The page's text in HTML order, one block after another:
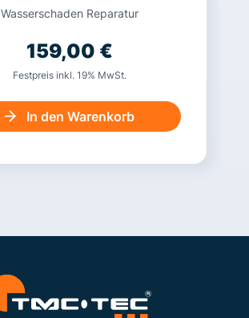
Wasserschaden Reparatur
159,00 €
Festpreis inkl. 19% MwSt.
In den Warenkorb